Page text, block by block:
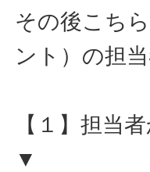
その後こち
ント）の担
【１】担当
▼